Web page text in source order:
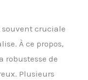
cruciale
À ce propos,
robustesse de
Plusieurs